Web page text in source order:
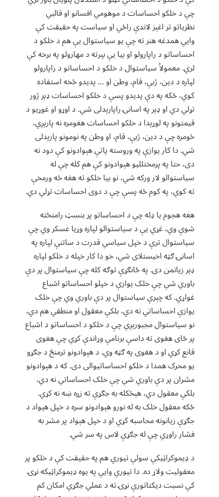
چې د خلکو احساسات د موهومي افسانو او قالبي
نظرياتو تر اغېز لاندې راځي او سياست په حقیقت کې
وايي همدغه هنر ته چې يو سياستوال یې هم د خلکو د
احساساتو د راپارولو او بيا یې بېرته د مهارولو په برخه کې
لري. معمولاً سياستوال د خلکو د احساساتو د راپارولو
لپاره د دين، ژبې، قام، وطن او … پديدو څخه استفاده
کوي، ځکه په دې پديدو پسې د خلکو احساسات ډېر ژور
تړلي دي او ډېر په اسانۍ راپارېدلی شي. د اوړو او غوړيو د
قيمتونو په لوړېدا د خلکو احساسات هغومره نه پارېږي،
څومره چې د دين، ژبې، قام، او وطن په نومونو پارېدلی
شي. دا کار يوازې په وروسته پاتې هېوادونو کې دود نه
دی، حتا په پرمختلليو هېوادونو کې هم کله چې له
سياستوالو لار ورکه شي، نو بيا خلکو ته هغه څه ورمخې
ته کوي، په کوم څه پسې چې د دوی احساسات تړلي دي.‌
هغه هجوم يا ډله چې د احساساتو پر بنسټ رامنځته
شوې وي، غړي یې د سياستوالو لپاره وړيا عسکر وي چې
سياستوال ترې د خپل سياسي قدرت د ساتنې لپاره په
اسانۍ ګټه اخيستلای شي، خو دا کار خپله د خلکو لپاره
ډېر زيانمن دی. په ځانګړې توګه کله چې سياستوال پر دې
باوري شي چې خلک يوازې د خپلو احساساتو اشباع
غواړي. که چېرې سياستوال پر دې باوري وي چې خلک
يوازې احساساتي نه دي، بلکې معقول او منطقي هم دي،
نو سياستوال مجبورېږي چې د خلکو د احساساتو د اشباع
پر ځای هغوی ته داسې برنامې وړاندې کړي چې هغوی
قانع کړي او د هغوی په ګټه وي.‌ د هېوادونو ترمنځ د جګړو
يو محرک همدا د خلکو احساساتيوالی دی. که د هېوادونو
مشران پر دې باوري شي چې خلک احساساتي نه دي،
بلکې معقول دي، هېڅکله به جګړې ته زړه ښه نه کړي.
ځکه معقول خلک به له نورو هېوادونو سره د خپل هېواد د
جګړې زيانونه محاسبه کړي او د خپل هېواد پر مشر به
فشار راوړي چې له جګړې لاس په سر شي.
د ډيموکراټيکې سولې تيوري هم په حقیقت کې د خلکو پر
معقوليت ولاړ ده. دا تيوري وايي په يوه ډيموکراټيکه نړۍ
کې نسبت ديکتاتورې نړۍ ته د عملي جګړې امکان کم